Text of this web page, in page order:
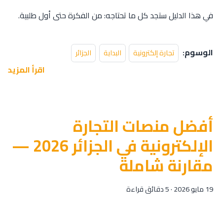
في هذا الدليل ستجد كل ما تحتاجه: من الفكرة حتى أول طلبية.
الوسوم: تجارة إلكترونية البداية الجزائر
اقرأ المزيد
أفضل منصات التجارة
الإلكترونية في الجزائر 2026 —
مقارنة شاملة
19 مايو 2026 ·5 دقائق قراءة